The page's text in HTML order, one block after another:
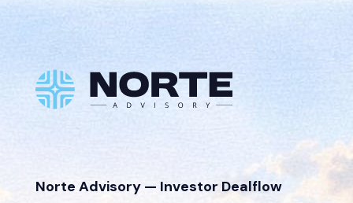
Norte Advisory — Investor Dealflow